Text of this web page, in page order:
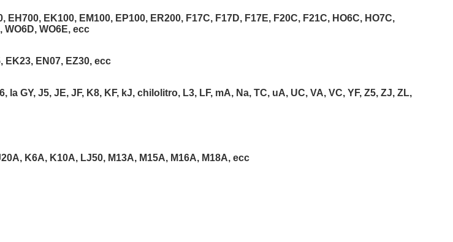
EK100, EM100, EP100, ER200, F17C, F17D, F17E, F20C, F21C, HO6C, HO7C,
WO6D, WO6E, ecc
EK23, EN07, EZ30, ecc
la GY, J5, JE, JF, K8, KF, kJ, chilolitro, L3, LF, mA, Na, TC, uA, UC, VA, VC, YF, Z5, ZJ, ZL,
K6A, K10A, LJ50, M13A, M15A, M16A, M18A, ecc